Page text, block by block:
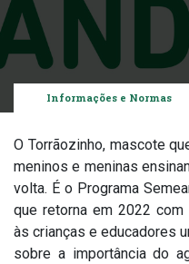
Informações e Normas
O Torrãozinho, mascote
meninos e meninas
volta. É o Programa
que retorna em 2022
às crianças e educadores
sobre a importância do